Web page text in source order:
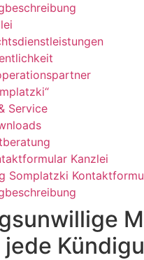
Service
Kanzlei
Somplatzki